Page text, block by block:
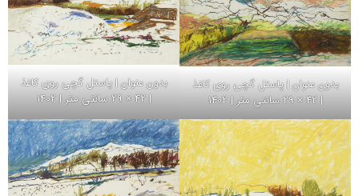
بدون عنوان | پاستل گچی روی کاغذ
| 42 × 29 سانتی متر | 1402
بدون عنوان | پاستل گچی روی کاغذ
| 42 × 29 سانتی متر | 1402